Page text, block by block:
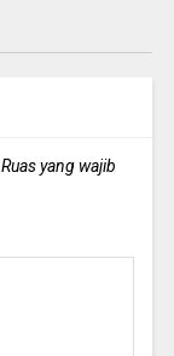
Ruas yang wajib